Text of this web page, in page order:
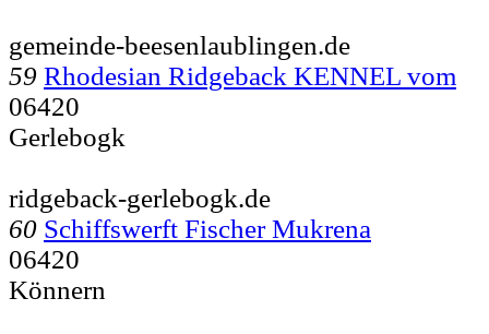
gemeinde-beesenlaublingen.de
59 Rhodesian Ridgeback KENNEL vom
06420
Gerlebogk
ridgeback-gerlebogk.de
60 Schiffswerft Fischer Mukrena
06420
Könnern